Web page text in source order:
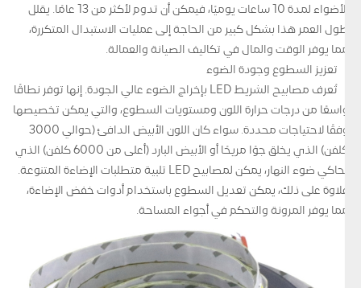
الأضواء لمدة 10 ساعات يوميًا، فيمكن أن تدوم لأكثر من 13 عامًا. يقلل
طول العمر هذا بشكل كبير من الحاجة إلى عمليات الاستبدال المتكررة،
مما يوفر الوقت والمال في تكاليف الصيانة والعمالة.
تعزيز السطوع وجودة الضوء
تُعرف مصابيح الشريط LED بإخراج الضوء عالي الجودة. إنها توفر نطاقًا
واسعًا من درجات حرارة اللون ومستويات السطوع، والتي يمكن تخصيصها
وفقًا لاحتياجات محددة. سواء كان اللون الأبيض الدافئ (حوالي 3000
كلفن) الذي يخلق جوًا مريحًا أو الأبيض البارد (أعلى من 6000 كلفن) الذي
يحاكي ضوء النهار، يمكن لمصابيح LED تلبية متطلبات الإضاءة المتنوعة.
علاوة على ذلك، يمكن تعديل السطوع باستخدام أدوات خفض الإضاءة،
مما يوفر المرونة والتحكم في أجواء المساحة.